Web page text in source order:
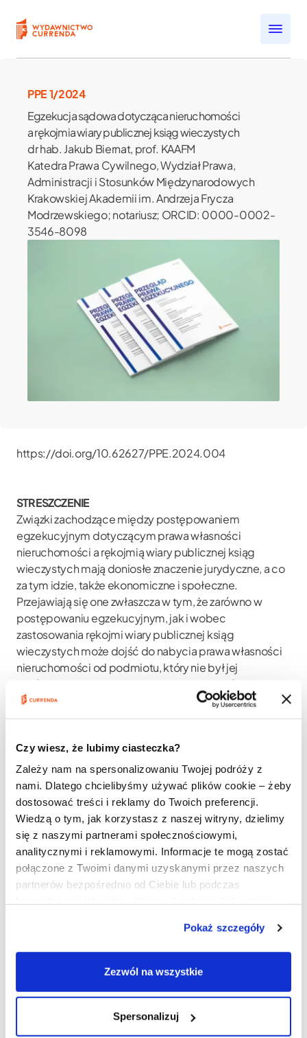
Czy wiesz, że lubimy ciasteczka?
Zależy nam na spersonalizowaniu Twojej podróży z
nami. Dlatego chcielibyśmy używać plików cookie – żeby
dostosować treści i reklamy do Twoich preferencji.
Wiedzą o tym, jak korzystasz z naszej witryny, dzielimy
się z naszymi partnerami społecznościowymi,
analitycznymi i reklamowymi. Informacje te mogą zostać
połączone z Twoimi danymi uzyskanymi przez naszych
partnerów bezpośrednio od Ciebie lub podczas
Pokaż szczegóły
Zezwól na wszystkie
Spersonalizuj
Open submenu
Open submenu
Open submenu
PPE 1/2024
Egzekucja sądowa dotycząca nieruchomości
a rękojmia wiary publicznej ksiąg wieczystych
dr hab. Jakub Biernat, prof. KAAFM
Katedra Prawa Cywilnego, Wydział Prawa,
Administracji i Stosunków Międzynarodowych
Krakowskiej Akademii im. Andrzeja Frycza
Modrzewskiego; notariusz; ORCID: 0000-0002-
3546-8098
https://doi.org/10.62627/PPE.2024.004
STRESZCZENIE
Związki zachodzące między postępowaniem
egzekucyjnym dotyczącym prawa własności
nieruchomości a rękojmią wiary publicznej ksiąg
wieczystych mają doniosłe znaczenie jurydyczne, a co
za tym idzie, także ekonomiczne i społeczne.
Przejawiają się one zwłaszcza w tym, że zarówno w
postępowaniu egzekucyjnym, jak i wobec
zastosowania rękojmi wiary publicznej ksiąg
wieczystych może dojść do nabycia prawa własności
nieruchomości od podmiotu, który nie był jej
właścicielem lub do nabycia prawa własności
nieruchomości w innym stanie prawnym aniżeli
przysługiwało ono poprzedniemu właścicielowi.
zagadnienie dopuszczalności i zakresu zastosowania
rękojmi, w razie egzekucyjnego nabycia prawa
własności nieruchomości, oraz zagadnienie specyfiki
zastosowania uregulowań składających się na rękojmię
w razie nabycia prawa własności nieruchomości,
względem którego jest bądź była prowadzona
egzekucja, które to kwestie podjęto w niniejszym
opracowaniu.
Słowa kluczowe:postępowanie egzekucyjne,
Court Enforcement Against Real Property and Public
Confidence Warranty of Land and Mortgage Registers
dr hab. Jakub Biernat, professor KAAFM, Department of